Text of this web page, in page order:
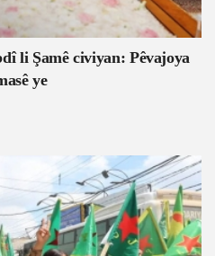
li Şamê civiyan: Pêvajoya
ye